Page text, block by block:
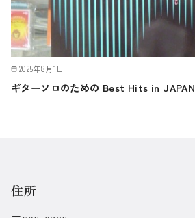
2025年8月1日
ギターソロのための Best Hits in JAPAN
住所